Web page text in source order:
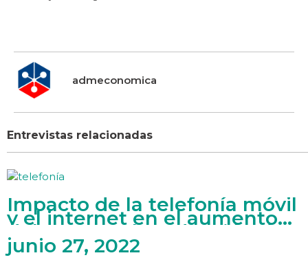
admeconomica
Entrevistas relacionadas
Impacto de la telefonía móvil
y el internet en el aumento
del PBI y en la reducción de
la pobreza
junio 27, 2022